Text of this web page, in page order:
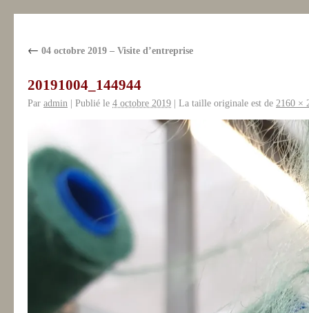
← 04 octobre 2019 – Visite d’entreprise
20191004_144944
Par admin | Publié le 4 octobre 2019 | La taille originale est de 2160 ×